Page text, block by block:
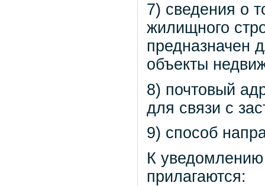
7) сведения о
жилищного
предназначен
объекты
8) почтовый
для связи с
9) способ
К
прилагаются: